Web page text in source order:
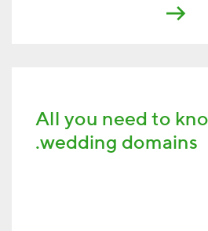
All you need to
.wedding domains